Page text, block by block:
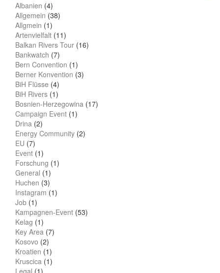
Albanien (4)
Allgemein (38)
Allgmein (1)
Artenvielfalt (11)
Balkan Rivers Tour (16)
Bankwatch (7)
Bern Convention (1)
Berner Konvention (3)
BiH Flüsse (4)
BiH Rivers (1)
Bosnien-Herzegowina (17)
Campaign Event (1)
Drina (2)
Energy Community (2)
EU (7)
Event (1)
Forschung (1)
General (1)
Huchen (3)
Instagram (1)
Job (1)
Kampagnen-Event (53)
Kelag (1)
Key Area (7)
Kosovo (2)
Kroatien (1)
Kruscica (1)
Legal (1)